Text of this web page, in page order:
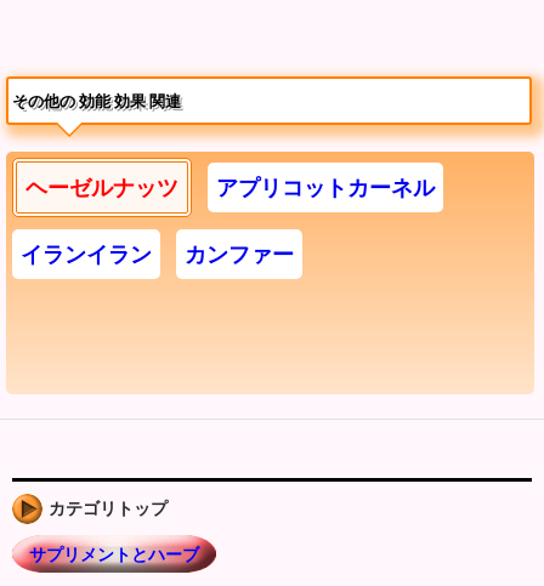
その他の 効能 効果 関連
ヘーゼルナッツ アプリコットカーネル
イランイラン カンファー
カテゴリトップ
サプリメントとハーブ